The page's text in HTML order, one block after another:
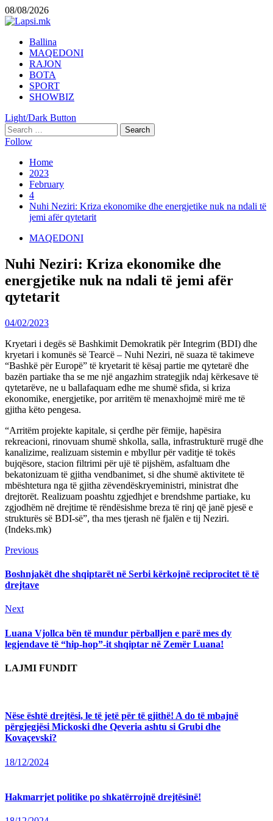
Skip
to
08/08/2026
Primary
Menu
Ballina
MAQEDONI
RAJON
BOTA
SPORT
SHOWBIZ
Light/Dark Button
Search
for:
Follow
Home
2023
February
4
Nuhi Neziri: Kriza ekonomike dhe energjetike nuk na ndali të
jemi afër qytetarit
MAQEDONI
Nuhi Neziri: Kriza ekonomike dhe
energjetike nuk na ndali të jemi afër
qytetarit
04/02/2023
Kryetari i degës së Bashkimit Demokratik për Integrim (BDI) dhe
kryetari i komunës së Tearcë – Nuhi Neziri, në suaza të takimeve
“Bashkë për Europë” të kryetarit të kësaj partie me qytetarë dhe
bazën partiake tha se me një angazhim strategjik ndaj kërkesave të
qytetarëve, ne u ballafaquam edhe me shumë sfida, si kriza
ekonomike, energjetike, por arritëm të menaxhojmë mirë me të
gjitha këto pengesa.
“Arritëm projekte kapitale, si çerdhe për fëmije, hapësira
rekreacioni, rinovuam shumë shkolla, salla, infrastrukturë rrugë dhe
kanalizime, realizuam sistemin e mbyllur për vaditje të tokës
bujqësore, stacion filtrimi për ujë të pijshëm, asfaltuam dhe
bekatonizuam të gjitha vendbanimet, si dhe shumë aktivitete të
mbështetura nga të gjitha zëvendëskryeministri, ministrat dhe
drejtorët. Realizuam poashtu zgjedhjet e brendshme partiake, ku
zgjodhëm në drejtime të rëndësishme breza të rinj që janë pjesë e
strukturës së BDI-së”, tha mes tjerash në fjalën e tij Neziri.
(Indeks.mk)
Continue
Reading
PreviousPrevious
Boshnjakët dhe shqiptarët në Serbi kërkojnë reciprocitet të të
drejtave
NextNext
Luana Vjollca bën të mundur përballjen e parë mes dy
legjendave të “hip-hop”-it shqiptar në Zemër Luana!
LAJMI FUNDIT
Nëse është drejtësi, le të jetë për të gjithë! A do të mbajnë
përgjegjësi Mickoski dhe Qeveria ashtu si Grubi dhe
Kovaçevski?
18/12/2024
Hakmarrjet politike po shkatërrojnë drejtësinë!